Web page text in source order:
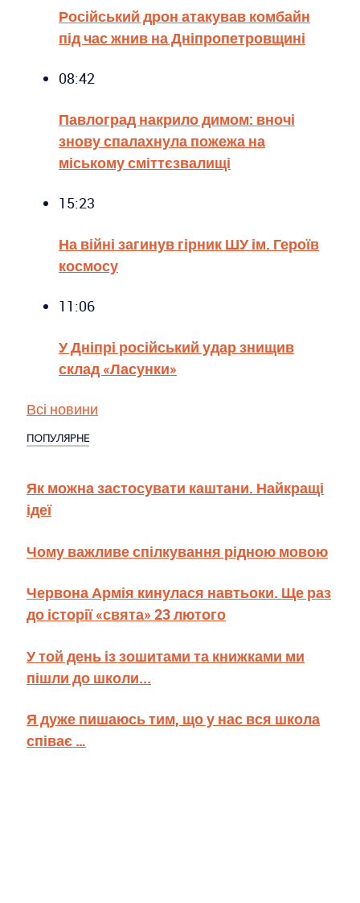
Російський дрон атакував комбайн
під час жнив на Дніпропетровщині
08:42
Павлоград накрило димом: вночі
знову спалахнула пожежа на
міському сміттєзвалищі
15:23
На війні загинув гірник ШУ ім. Героїв
космосу
11:06
У Дніпрі російський удар знищив
склад «Ласунки»
Всі новини
ПОПУЛЯРНЕ
Як можна застосувати каштани. Найкращі
ідеї
Чому важливе спілкування рідною мовою
Червона Армія кинулася навтьоки. Ще раз
до історії «свята» 23 лютого
У той день із зошитами та книжками ми
пішли до школи...
Я дуже пишаюсь тим, що у нас вся школа
співає …